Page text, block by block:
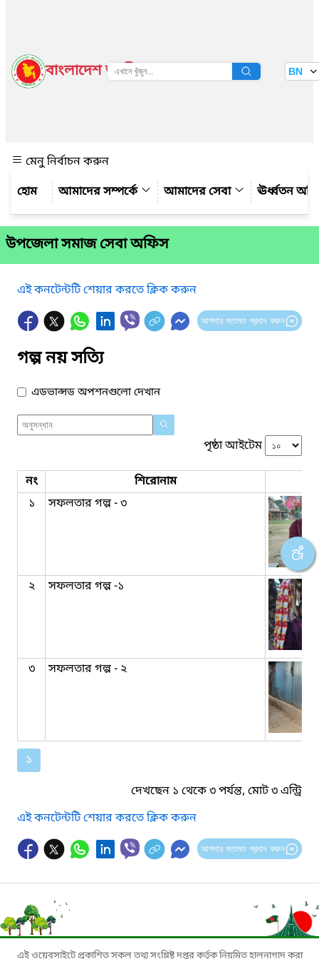
বাংলাদেশ জাতীয় তথ্য বাতায়ন BN
মেনু নির্বাচন করুন
আমাদের সম্পর্কে
আমাদের সেবা ঊর্ধ্বতন
উপজেলা সমাজ সেবা অফিস
এই কনটেন্টটি শেয়ার করতে ক্লিক করুন
আপনার মতামত প্রদান করুন
গল্প নয় সত্যি
এডভান্সড অপশনগুলো দেখান
পৃষ্ঠা আইটেম
নং
শিরোনাম
১
সফলতার গল্প - ৩
২ সফলতার গল্প -১
৩ সফলতার গল্প - ২
১
দেখছেন ১ থেকে ৩ পর্যন্ত, মোট ৩ এন্ট্রি
এই কনটেন্টটি শেয়ার করতে ক্লিক করুন
আপনার মতামত প্রদান করুন
এই ওয়েবসাইটে প্রকাশিত সকল তথ্য সংশ্লিষ্ট দপ্তর কর্তৃক নিয়মিত হালনাগাদ করা